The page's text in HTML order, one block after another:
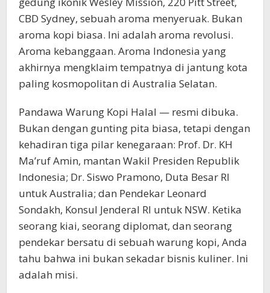
CBD Sydney, sebuah aroma menyeruak. Bukan
aroma kopi biasa. Ini adalah aroma revolusi.
Aroma kebanggaan. Aroma Indonesia yang
akhirnya mengklaim tempatnya di jantung kota
paling kosmopolitan di Australia Selatan.
Pandawa Warung Kopi Halal — resmi dibuka.
Bukan dengan gunting pita biasa, tetapi dengan
kehadiran tiga pilar kenegaraan: Prof. Dr. KH
Ma’ruf Amin, mantan Wakil Presiden Republik
Indonesia; Dr. Siswo Pramono, Duta Besar RI
untuk Australia; dan Pendekar Leonard
Sondakh, Konsul Jenderal RI untuk NSW. Ketika
seorang kiai, seorang diplomat, dan seorang
pendekar bersatu di sebuah warung kopi, Anda
tahu bahwa ini bukan sekadar bisnis kuliner. Ini
adalah misi.